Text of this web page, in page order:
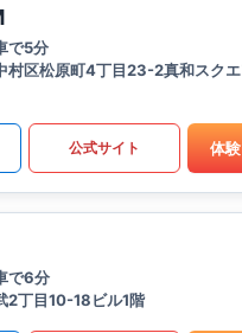
で5分
村区松原町4丁目23-2真和スク
公式サイト 体
で6分
2丁目10-18ビル1階